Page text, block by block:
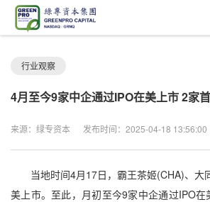
行业观察
4月至今9家中企通过IPO在美上市 2家
来源：绿专资本 发布时间：2025-04-18 13:56:00
当地时间4月17日，霸王茶姬(CHA)、大
美上市。至此，月初至今9家中企通过IPO